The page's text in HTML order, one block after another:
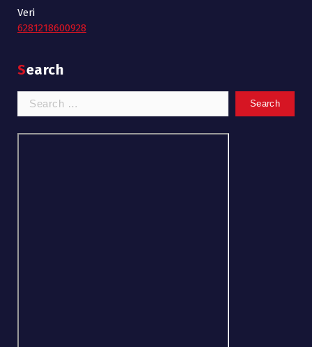
Veri
6281218600928
Search
Search
for: